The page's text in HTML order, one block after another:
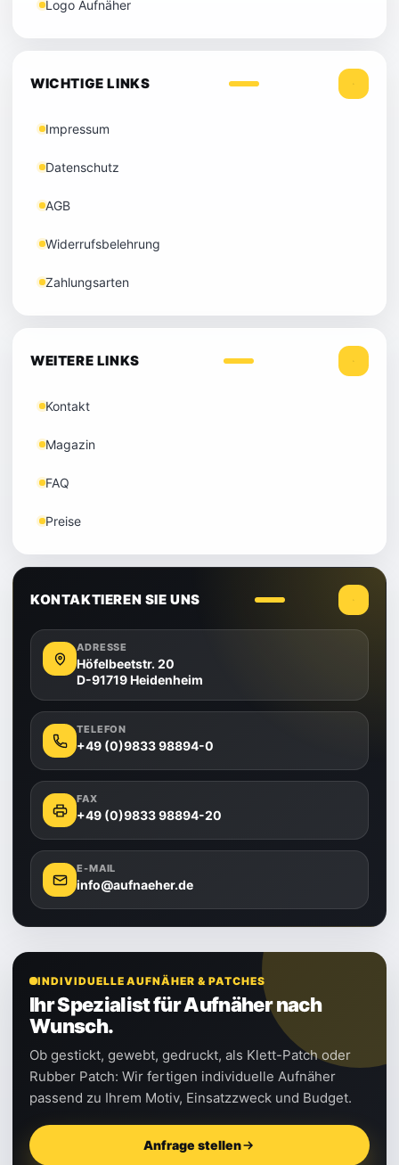
Logo Aufnäher
WICHTIGE LINKS
Impressum
Datenschutz
AGB
Widerrufsbelehrung
Zahlungsarten
WEITERE LINKS
Kontakt
Magazin
FAQ
Preise
KONTAKTIEREN SIE UNS
ADRESSE
Höfelbeetstr. 20
D-91719 Heidenheim
TELEFON
+49 (0)9833 98894-0
FAX
+49 (0)9833 98894-20
E-MAIL
info@aufnaeher.de
INDIVIDUELLE AUFNÄHER & PATCHES
Ihr Spezialist für Aufnäher nach
Wunsch.
Ob gestickt, gewebt, gedruckt, als Klett-Patch oder
Rubber Patch: Wir fertigen individuelle Aufnäher
passend zu Ihrem Motiv, Einsatzzweck und Budget.
Anfrage stellen